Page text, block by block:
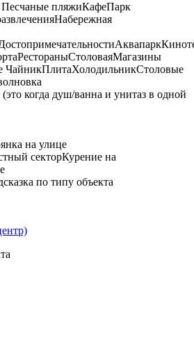
Песчаные пляжиКафеПарк
Набережная
Аквапарк
РестораныСтоловаяМагазины
ЧайникПлитаХолодильникСтоловые
когда душ/ванна и унитаз в одной
на улице
секторКурение на